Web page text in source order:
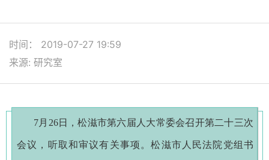
时间： 2019-07-27 19:59
来源: 研究室
7月26日，松滋市第六届人大常委会召开第二十三次
会议，听取和审议有关事项。松滋市人民法院党组书